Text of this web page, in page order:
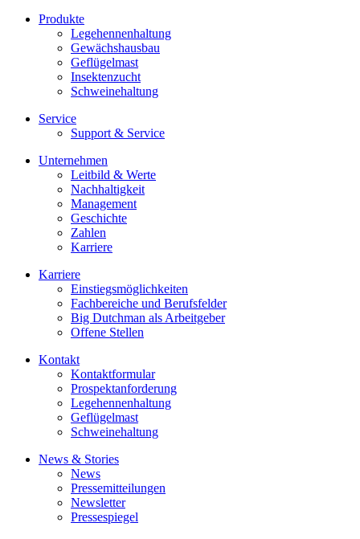
Produkte
Legehennenhaltung
Gewächshausbau
Geflügelmast
Insektenzucht
Schweinehaltung
Service
Support & Service
Unternehmen
Leitbild & Werte
Nachhaltigkeit
Management
Geschichte
Zahlen
Karriere
Karriere
Einstiegsmöglichkeiten
Fachbereiche und Berufsfelder
Big Dutchman als Arbeitgeber
Offene Stellen
Kontakt
Kontaktformular
Prospektanforderung
Legehennenhaltung
Geflügelmast
Schweinehaltung
News & Stories
News
Pressemitteilungen
Newsletter
Pressespiegel